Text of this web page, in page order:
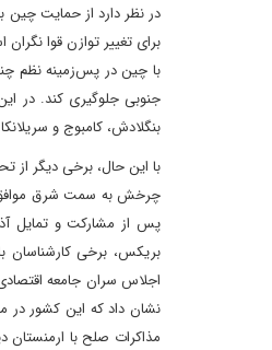
با چین در پس‌زمینه نظم
جنوبی جلوگیری کند. در
بنگلادش، کامبوج و
با این حال، برخی دیگر از
چرخش به سمت شرق موافق
پس از مشارکت و تمایل
بریکس، برخی کارشناسان
اجلاس سران جامعه
نشان داد که این کشور در
مذاکرات صلح با